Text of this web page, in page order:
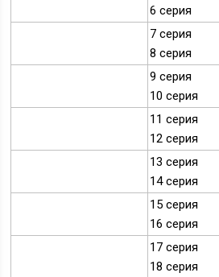
6 серия
7 серия
8 серия
9 серия
10 серия
11 серия
12 серия
13 серия
14 серия
15 серия
16 серия
17 серия
18 серия